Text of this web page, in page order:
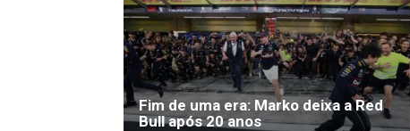
Fim de uma era: Marko deixa a Red
Bull após 20 anos